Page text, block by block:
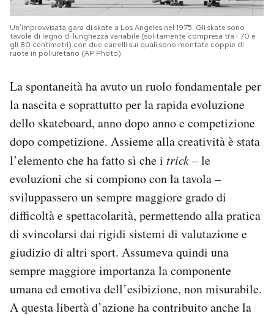
Un’improvvisata gara di skate a Los Angeles nel 1975. Gli skate sono
tavole di legno di lunghezza variabile (solitamente compresa tra i 70 e
gli 80 centimetri) con due carrelli sui quali sono montate coppie di
ruote in poliuretano (AP Photo)
La spontaneità ha avuto un ruolo fondamentale per
la nascita e soprattutto per la rapida evoluzione
dello skateboard, anno dopo anno e competizione
dopo competizione. Assieme alla creatività è stata
l’elemento che ha fatto sì che i trick– le
evoluzioni che si compiono con la tavola –
sviluppassero un sempre maggiore grado di
difficoltà e spettacolarità, permettendo alla pratica
di svincolarsi dai rigidi sistemi di valutazione e
giudizio di altri sport. Assumeva quindi una
sempre maggiore importanza la componente
umana ed emotiva dell’esibizione, non misurabile.
A questa libertà d’azione ha contribuito anche la